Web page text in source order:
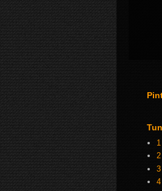
1
2
3
4